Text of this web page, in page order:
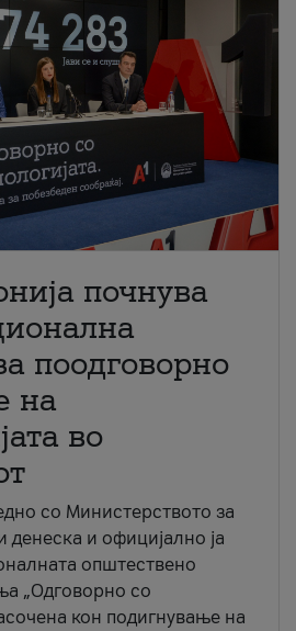
почнува
поодговорно
на
во
со Министерството за
и официјално ја
општествено
„Одговорно со
кон подигнување на